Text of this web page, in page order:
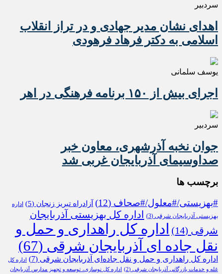
سردبیر
اهدای نشان مدیر جهادی و در تراز انقلاب
اسلامی به دکتر فرهاد فرهودی
یوسف سلمانی
اجرای بیش از ۱۵۰ برنامه فرهنگی در اهر
سردبیر
جوان نخبه آذرشهری، معاون خبر
صداوسیمای آذربایجان غربی شد
برچسب ها
#بهزیستی/#معلول/#صحاف (12) آزادراه تبریز زنجان (5)
اداره
بهزیستی آذربایجان شرقی (3)
اداره کل بهزیستی آذربایجان
شرقی (14)
اداره کل راهداری و حمل و
نقل جاده ای آذربایجان شرقی (67)
اداره کل راهداری و حمل و نقل جاده‌ای آذربایجان شرقی (7)
اداره کل
غله و خدمات بازرگانی آذربایجان شرقی (2)
اداره کل نوسازی، توسعه و تجهیز مدارس آذربایجان